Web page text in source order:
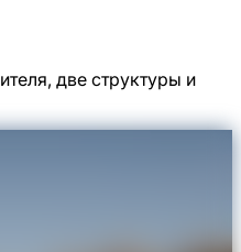
две структуры и